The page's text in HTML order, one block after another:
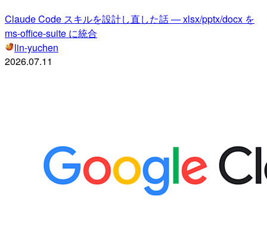
Claude Code スキルを設計し直した話 — xlsx/pptx/docx を
ms-office-suite に統合
lin-yuchen
2026.07.11